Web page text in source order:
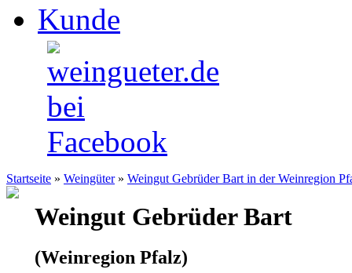
Kunde
Startseite » Weingüter » Weingut Gebrüder Bart in der Weinregion
Weingut Gebrüder Bart
(Weinregion Pfalz)